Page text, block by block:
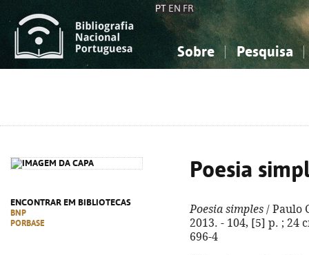
PT EN FR
Sobre Pesquisa
ENCONTRAR EM BIBLIOTECAS
BNP
PORBASE
Poesia
Poesia simples / Paulo
2013. - 104, [5] p. ; 24
696-4